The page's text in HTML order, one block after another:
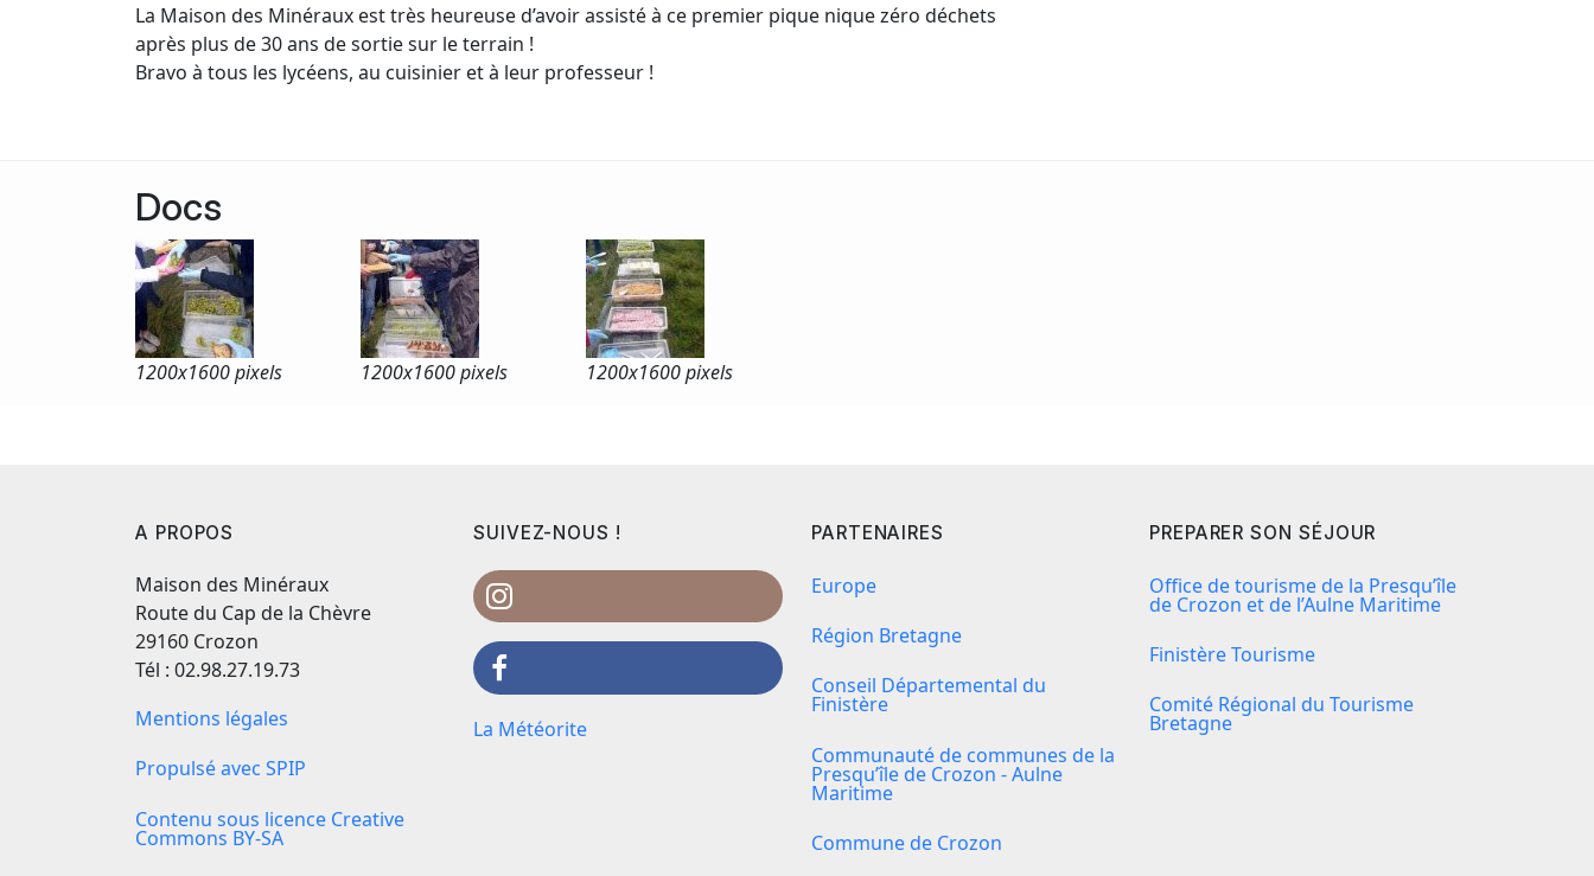
La Maison des Minéraux est très heureuse d’avoir assisté à ce premier pique nique zéro déchets
après plus de 30 ans de sortie sur le terrain !
Bravo à tous les lycéens, au cuisinier et à leur professeur !
Docs
1200x1600 pixels 1200x1600 pixels 1200x1600 pixels
A PROPOS
Maison des Minéraux
Route du Cap de la Chèvre
29160 Crozon
Tél : 02.98.27.19.73
Mentions légales
Propulsé avec SPIP
Contenu sous licence Creative
Commons BY-SA
SUIVEZ-NOUS !
La Météorite
PARTENAIRES
Europe
Région Bretagne
Conseil Départemental du
Finistère
Communauté de communes de la
Presqu’île de Crozon - Aulne
Maritime
Commune de Crozon
PREPARER SON SÉJOUR
Office de tourisme de la Presqu’île
de Crozon et de l’Aulne Maritime
Finistère Tourisme
Comité Régional du Tourisme
Bretagne